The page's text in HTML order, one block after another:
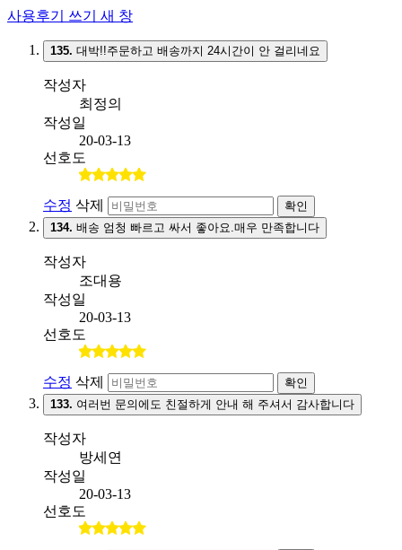
사용후기 쓰기 새 창
135. 대박!!주문하고 배송까지 24시간이 안 걸리네요
작성자
최정의
작성일
20-03-13
선호도
수정 삭제
확인
134. 배송 엄청 빠르고 싸서 좋아요.매우 만족합니다
작성자
조대용
작성일
20-03-13
선호도
수정 삭제
확인
133. 여러번 문의에도 친절하게 안내 해 주셔서 감사합니다
작성자
방세연
작성일
20-03-13
선호도